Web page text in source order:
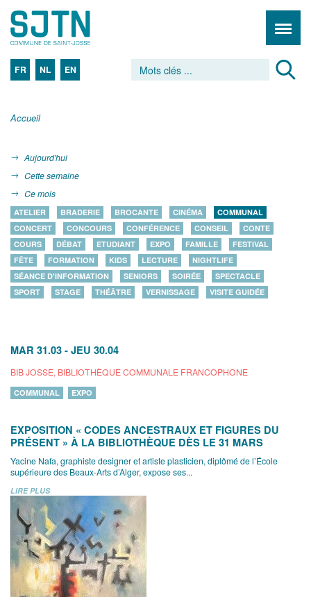
FR NL EN
Accueil
Aujourd'hui
Cette semaine
Ce mois
ATELIER BRADERIE BROCANTE CINÉMA
COMMUNAL
CONCERT
CONCOURS CONFÉRENCE CONSEIL
CONTE
COURS
DÉBAT ETUDIANT EXPO FAMILLE
FESTIVAL
FÊTE
FORMATION KIDS LECTURE
NIGHTLIFE
SÉANCE D'INFORMATION
SENIORS SOIRÉE
SPECTACLE
SPORT
STAGE THÉÂTRE VERNISSAGE VISITE GUIDÉE
MAR 31.03 - JEU 30.04
BIB JOSSE, BIBLIOTHÈQUE COMMUNALE FRANCOPHONE
COMMUNAL EXPO
EXPOSITION « CODES ANCESTRAUX ET FIGURES DU
PRÉSENT » À LA BIBLIOTHÈQUE DÈS LE 31 MARS
Yacine Nafa, graphiste designer et artiste plasticien, diplômé de l’École
supérieure des Beaux-Arts d’Alger, expose ses...
LIRE PLUS